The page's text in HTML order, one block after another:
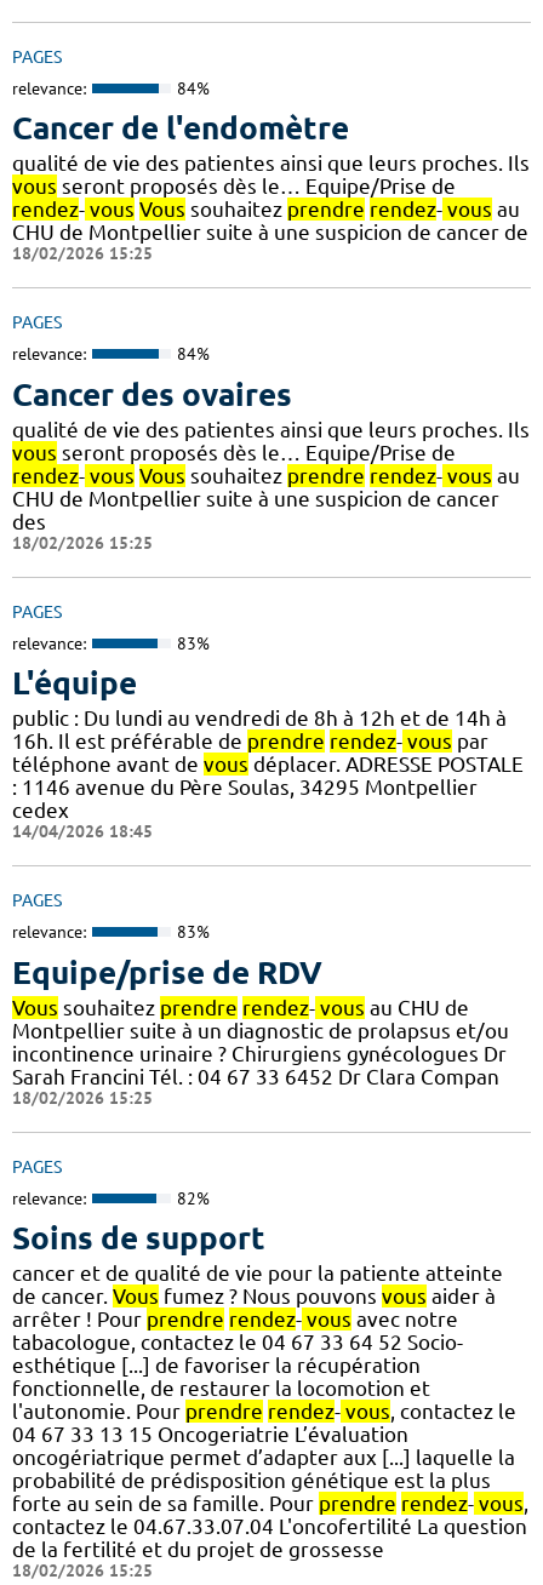
PAGES
relevance: 84%
Cancer de l'endomètre
qualité de vie des patientes ainsi que leurs proches. Ils
vous seront proposés dès le… Equipe/Prise de
rendez- vous Vous souhaitez prendre rendez- vous au
CHU de Montpellier suite à une suspicion de cancer de
18/02/2026 15:25
PAGES
relevance: 84%
Cancer des ovaires
qualité de vie des patientes ainsi que leurs proches. Ils
vous seront proposés dès le… Equipe/Prise de
rendez- vous Vous souhaitez prendre rendez- vous au
CHU de Montpellier suite à une suspicion de cancer
des
18/02/2026 15:25
PAGES
relevance: 83%
L'équipe
public : Du lundi au vendredi de 8h à 12h et de 14h à
16h. Il est préférable de prendre rendez- vous par
téléphone avant de vous déplacer. ADRESSE POSTALE
: 1146 avenue du Père Soulas, 34295 Montpellier
cedex
14/04/2026 18:45
PAGES
relevance: 83%
Equipe/prise de RDV
Vous souhaitez prendre rendez- vous au CHU de
Montpellier suite à un diagnostic de prolapsus et/ou
incontinence urinaire ? Chirurgiens gynécologues Dr
Sarah Francini Tél. : 04 67 33 6452 Dr Clara Compan
18/02/2026 15:25
PAGES
relevance: 82%
Soins de support
cancer et de qualité de vie pour la patiente atteinte
de cancer. Vous fumez ? Nous pouvons vous aider à
arrêter ! Pour prendre rendez- vous avec notre
tabacologue, contactez le 04 67 33 64 52 Socio-
esthétique [...] de favoriser la récupération
fonctionnelle, de restaurer la locomotion et
l'autonomie. Pour prendre rendez- vous, contactez le
04 67 33 13 15 Oncogeriatrie L’évaluation
oncogériatrique permet d’adapter aux [...] laquelle la
probabilité de prédisposition génétique est la plus
forte au sein de sa famille. Pour prendre rendez- vous,
contactez le 04.67.33.07.04 L'oncofertilité La question
de la fertilité et du projet de grossesse
18/02/2026 15:25